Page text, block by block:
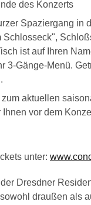
des Konzerts
Spaziergang in
Schlosseck",
ist auf Ihren
3-Gänge-Menü.
aktuellen
vor dem
unter:
Dresdner
draußen als